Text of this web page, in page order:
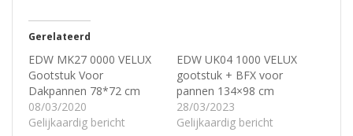
Gerelateerd
EDW MK27 0000 VELUX
Gootstuk Voor
Dakpannen 78*72 cm
08/03/2020
Gelijkaardig bericht
EDW UK04 1000 VELUX
gootstuk + BFX voor
pannen 134×98 cm
28/03/2023
Gelijkaardig bericht